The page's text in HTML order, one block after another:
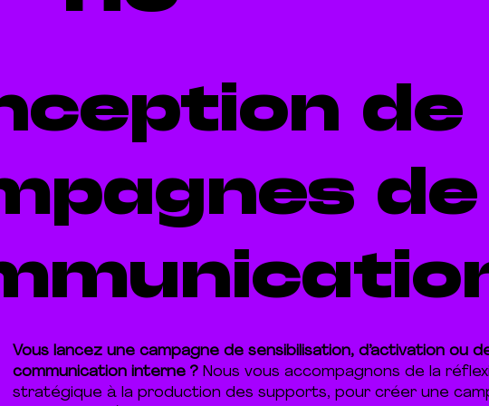
de
de
Vous lancez une campagne de sensibilisation, d’activation ou
communication interne ?Nous vous accompagnons de la
stratégique à la production des supports, pour créer une